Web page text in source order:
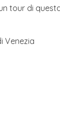
tour di
Venezia